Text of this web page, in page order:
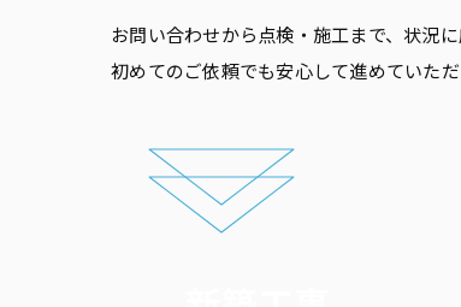
お問い合わせから点検・施工まで、状況
初めてのご依頼でも安心して進めていた